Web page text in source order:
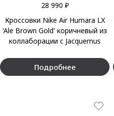
28 990 ₽
Кроссовки Nike Air Humara LX
'Ale Brown Gold' коричневый из
коллаборации с Jacquemus
Подробнее